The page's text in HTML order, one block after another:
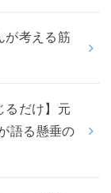
が考える筋
るだけ】元
語る懸垂の